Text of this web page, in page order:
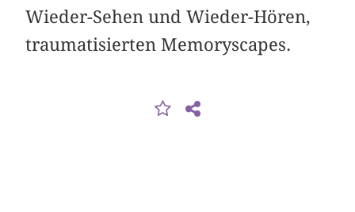
Wieder-Sehen und Wieder-Hören,
traumatisierten Memoryscapes.